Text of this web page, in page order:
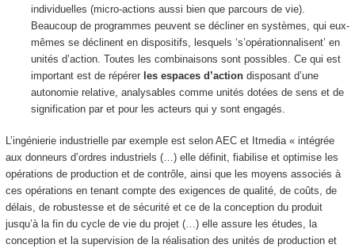
individuelles (micro-actions aussi bien que parcours de vie).
Beaucoup de programmes peuvent se décliner en systèmes, qui eux-
mêmes se déclinent en dispositifs, lesquels ‘s’opérationnalisent’ en
unités d’action. Toutes les combinaisons sont possibles. Ce qui est
important est de répérer les espaces d’action disposant d’une
autonomie relative , analysables comme unités dotées de sens et de
signification par et pour les acteurs qui y sont engagés.
L’ingénierie industrielle par exemple est selon AEC et Itmedia « intégrée
aux donneurs d’ordres industriels (…) elle définit, fiabilise et optimise les
opérations de production et de contrôle, ainsi que les moyens associés à
ces opérations en tenant compte des exigences de qualité, de coûts, de
délais, de robustesse et de sécurité et ce de la conception du produit
jusqu’à la fin du cycle de vie du projet (…) elle assure les études, la
conception et la supervision de la réalisation des unités de production et